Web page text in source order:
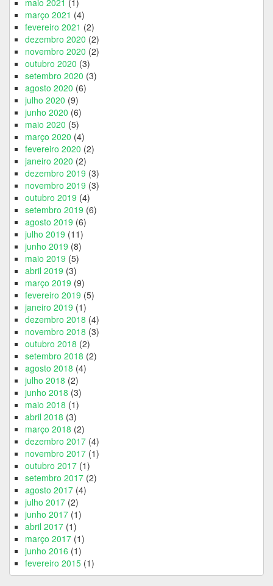
março 2021 (4)
fevereiro 2021 (2)
dezembro 2020 (2)
novembro 2020 (2)
outubro 2020 (3)
setembro 2020 (3)
agosto 2020 (6)
julho 2020 (9)
junho 2020 (6)
maio 2020 (5)
março 2020 (4)
fevereiro 2020 (2)
janeiro 2020 (2)
dezembro 2019 (3)
novembro 2019 (3)
outubro 2019 (4)
setembro 2019 (6)
agosto 2019 (6)
julho 2019 (11)
junho 2019 (8)
maio 2019 (5)
abril 2019 (3)
março 2019 (9)
fevereiro 2019 (5)
janeiro 2019 (1)
dezembro 2018 (4)
novembro 2018 (3)
outubro 2018 (2)
setembro 2018 (2)
agosto 2018 (4)
julho 2018 (2)
junho 2018 (3)
maio 2018 (1)
abril 2018 (3)
março 2018 (2)
dezembro 2017 (4)
novembro 2017 (1)
outubro 2017 (1)
setembro 2017 (2)
agosto 2017 (4)
julho 2017 (2)
junho 2017 (1)
abril 2017 (1)
março 2017 (1)
junho 2016 (1)
fevereiro 2015 (1)